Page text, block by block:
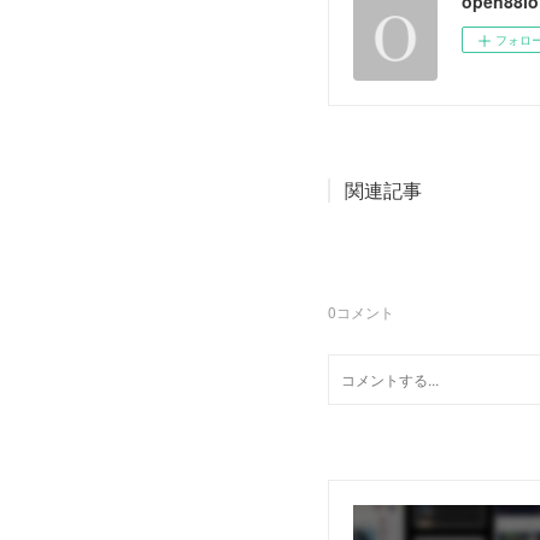
フォロ
関連記事
0コメント